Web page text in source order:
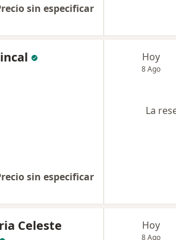
sin especificar
sin especificar
Hoy
8 Ago
La
Celeste
Hoy
8 Ago